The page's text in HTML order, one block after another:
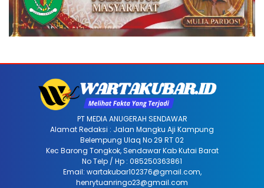
PT MEDIA ANUGERAH SENDAWAR
Alamat Redaksi : Jalan Mangku Aji Kampung
Belempung Ulaq No 29 RT 02
Kec Barong Tongkok, Sendawar Kab Kutai Barat
No Telp / Hp : 085250363861
Email: wartakubar102376@gmail.com,
henrytuanringo23@gmail.com